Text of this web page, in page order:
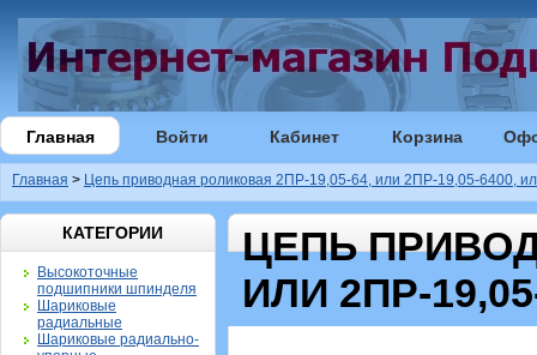
Главная Войти Кабинет Корзина
Главная > Цепь приводная роликовая 2ПР-19,05-64, или 2ПР-19,05-6400,
КАТЕГОРИИ
Высокоточные
подшипники шпинделя
Шариковые
радиальные
Шариковые радиально-
ЦЕПЬ
ИЛИ 2ПР-